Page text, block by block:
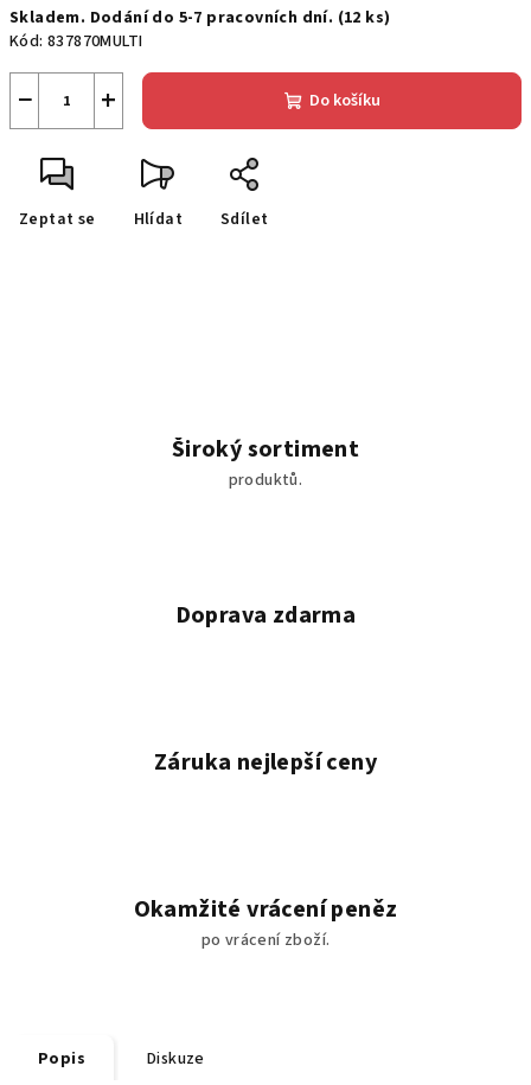
cena:
Skladem. Dodání do 5-7 pracovních dní. (12 ks)
Kód: 837870MULTI
+
− Do košíku
Zeptat se Hlídat Sdílet
Široký sortiment
produktů.
Doprava zdarma
Záruka nejlepší ceny
Okamžité vrácení peněz
po vrácení zboží.
Popis Diskuze